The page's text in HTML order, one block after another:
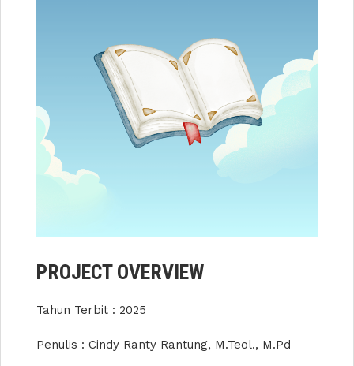
PROJECT OVERVIEW
Tahun Terbit : 2025
Penulis : Cindy Ranty Rantung, M.Teol., M.Pd